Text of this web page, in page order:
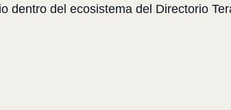
dentro del ecosistema del Directorio